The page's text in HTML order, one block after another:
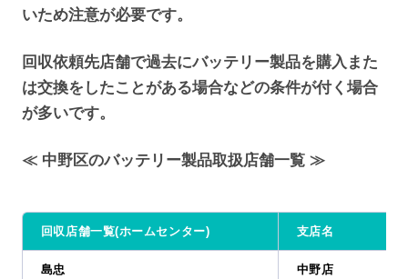
いため注意が必要です。
回収依頼先店舗で過去にバッテリー製品を購入また
は交換をしたことがある場合などの条件が付く場合
が多いです。
≪ 中野区のバッテリー製品取扱店舗一覧 ≫
回収店舗一覧(ホームセンター) 支店名
島忠 中野店